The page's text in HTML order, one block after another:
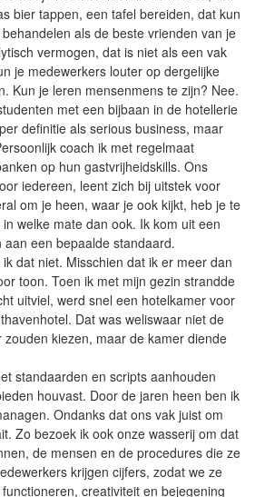
bier tappen, een tafel bereiden, dat kun
als de beste vrienden van je
vermogen, dat is niet als een vak
je medewerkers louter op dergelijke
Kun je leren mensenmens te zijn? Nee.
met een bijbaan in de hotellerie
definitie als serious business, maar
coach ik met regelmaat
op hun gastvrijheidskills. Ons
iedereen, leent zich bij uitstek voor
om je heen, waar je ook kijkt, heb je te
welke mate dan ook. Ik kom uit een
een bepaalde standaard.
dat niet. Misschien dat ik er meer dan
toon. Toen ik met mijn gezin strandde
uitviel, werd snel een hotelkamer voor
Dat was weliswaar niet de
kiezen, maar de kamer diende
standaarden en scripts aanhouden
houvast. Door de jaren heen ben ik
Ondanks dat ons vak juist om
Zo bezoek ik ook onze wasserij om dat
de mensen en de procedures die ze
krijgen cijfers, zodat we ze
creativiteit en bejegening